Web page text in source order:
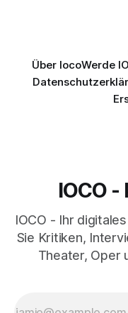
Über IocoWerde
IOCO
IOCO - Ihr
Sie Kritiken,
Theater, Oper